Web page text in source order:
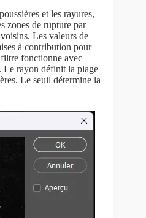
et les rayures,
zones de rupture par
Les valeurs de
à contribution pour
fonctionne avec
Le rayon définit la plage
Le seuil détermine la